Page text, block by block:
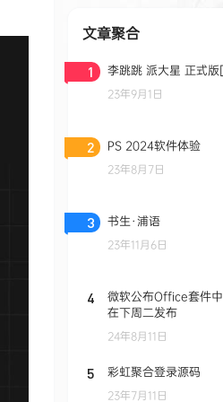
文章聚合
1 李跳跳 派大星 正式
23年9月1日
2 PS 2024软件体验
23年8月7日
3 书生·浦语
23年11月6日
4
微软公布Office套件
在下周二发布
24年8月11日
5 彩虹聚合登录源码
23年7月11日